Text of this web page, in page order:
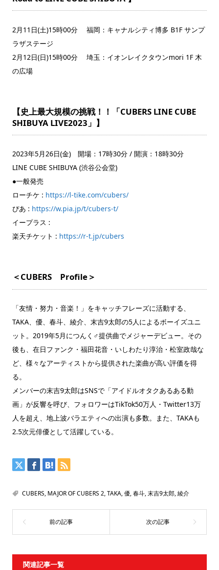
2月11日(土)15時00分 福岡：キャナルシティ博多 B1F サンプ
ラザステージ
2月12日(日)15時00分 埼玉：イオンレイクタウンmori 1F 木
の広場
【史上最大規模の挑戦！！「CUBERS LINE CUBE
SHIBUYA LIVE2023」】
2023年5月26日(金) 開場：17時30分 / 開演：18時30分
LINE CUBE SHIBUYA (渋谷公会堂)
●一般発売
ローチケ : https://l-tike.com/cubers/
ぴあ : https://w.pia.jp/t/cubers-t/
イープラス :
楽天チケット : https://r-t.jp/cubers
＜CUBERS Profile＞
「友情・努力・音楽！」をキャッチフレーズに活動する、
TAKA、優、春斗、綾介、末吉9太郎の5人によるボーイズユニ
ット。2019年5月につんく♂提供曲でメジャーデビュー。その
後も、在日ファンク・福田花音・いしわたり淳治・松室政哉な
ど、様々なアーティストから提供された楽曲が高い評価を得
る。
メンバーの末吉9太郎はSNSで「アイドルオタクあるある動
画」が反響を呼び、フォロワーはTikTok50万人・Twitter13万
人を超え、地上波バラエティへの出演も多数。また、TAKAも
2.5次元俳優として活躍している。
CUBERS, MAJOR OF CUBERS 2,TAKA,優,春斗,末吉9太郎,綾介
関連記事一覧